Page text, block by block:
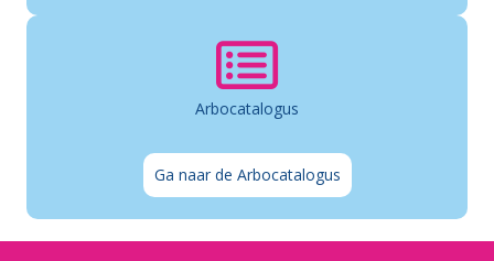
Arbocatalogus
Ga naar de Arbocatalogus